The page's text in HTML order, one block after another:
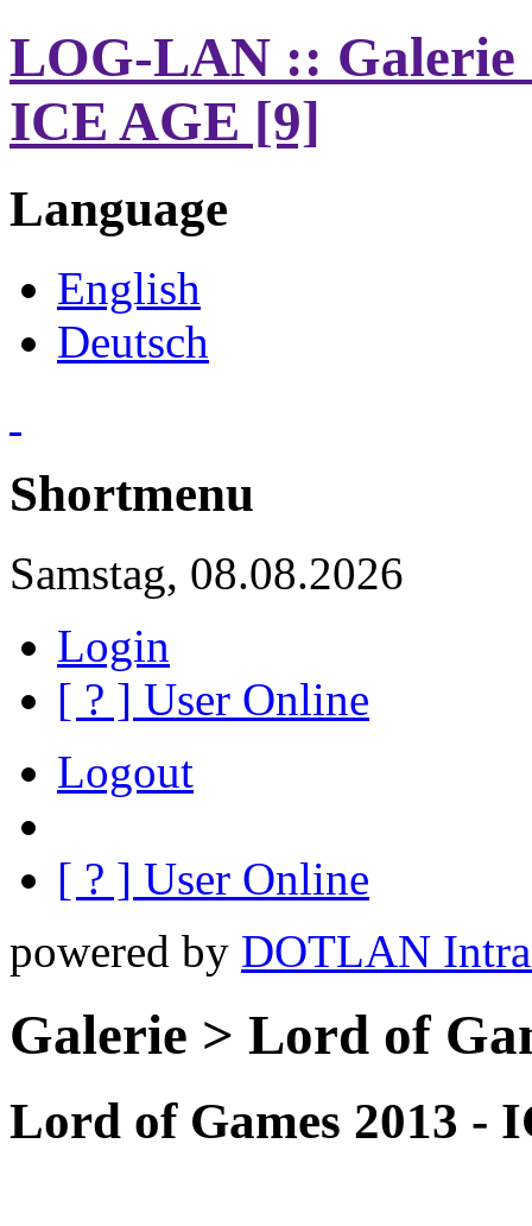
LOG-LAN :: Galerie
ICE AGE [9]
Language
English
Deutsch
Shortmenu
Samstag, 08.08.2026
Login
[ ? ] User Online
Logout
[ ? ] User Online
powered by DOTLAN
Galerie > Lord of
Lord of Games 2013 -